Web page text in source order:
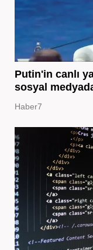
Putin'in canlı
sosyal
Haber7